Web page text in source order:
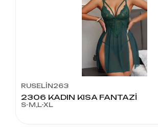
RUSELİN263
2306 KADIN KISA FANTAZİ
S-M,L-XL